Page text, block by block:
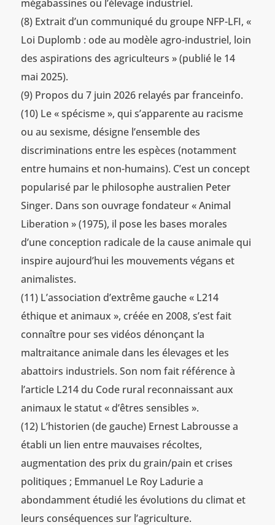
mégabassines ou l’élevage industriel.
(8) Extrait d’un communiqué du groupe NFP-LFI, «
Loi Duplomb : ode au modèle agro-industriel, loin
des aspirations des agriculteurs » (publié le 14
mai 2025).
(9) Propos du 7 juin 2026 relayés par franceinfo.
(10) Le « spécisme », qui s’apparente au racisme
ou au sexisme, désigne l’ensemble des
discriminations entre les espèces (notamment
entre humains et non-humains). C’est un concept
popularisé par le philosophe australien Peter
Singer. Dans son ouvrage fondateur « Animal
Liberation » (1975), il pose les bases morales
d’une conception radicale de la cause animale qui
inspire aujourd’hui les mouvements végans et
animalistes.
(11) L’association d’extrême gauche « L214
éthique et animaux », créée en 2008, s’est fait
connaître pour ses vidéos dénonçant la
maltraitance animale dans les élevages et les
abattoirs industriels. Son nom fait référence à
l’article L214 du Code rural reconnaissant aux
animaux le statut « d’êtres sensibles ».
(12) L’historien (de gauche) Ernest Labrousse a
établi un lien entre mauvaises récoltes,
augmentation des prix du grain/pain et crises
politiques ; Emmanuel Le Roy Ladurie a
abondamment étudié les évolutions du climat et
leurs conséquences sur l’agriculture.